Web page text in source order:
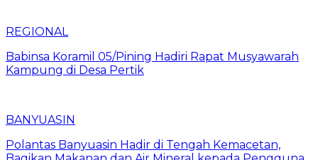
REGIONAL
Babinsa Koramil 05/Pining Hadiri Rapat Musyawarah
Kampung di Desa Pertik
BANYUASIN
Polantas Banyuasin Hadir di Tengah Kemacetan,